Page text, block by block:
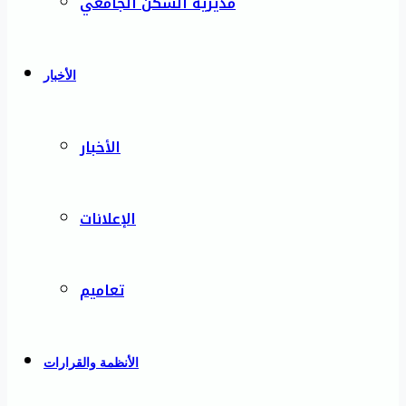
الأخبار
الأخبار
الإعلانات
تعاميم
الأنظمة والقرارات